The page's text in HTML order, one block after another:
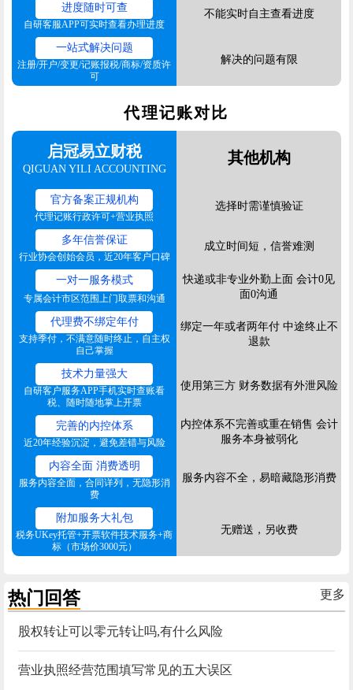
进度随时可查
自研客服APP可实时查看办理进度
不能实时自主查看进度
一站式解决问题
注册/开户/变更/记账报税/商标/资质许
可
解决的问题有限
代理记账对比
启冠易立财税
QIGUAN YILI ACCOUNTING
其他机构
官方备案正规机构
代理记账行政许可+营业执照
选择时需谨慎验证
多年信誉保证
行业协会创始会员，近20年客户口碑
成立时间短，信誉难测
一对一服务模式
专属会计市区范围上门取票和沟通
快递或非专业外勤上面 会计0见
面0沟通
代理费不绑定年付
支持季付，不满意随时终止，自主权
自己掌握
绑定一年或者两年付 中途终止不
退款
技术力量强大
自研客户服务APP手机实时查账看
税、随时随地掌上开票
使用第三方 财务数据有外泄风险
完善的内控体系
近20年经验沉淀，避免差错与风险
内控体系不完善或重在销售 会计
服务本身被弱化
内容全面 消费透明
服务内容全面，合同详列，无隐形消
费
服务内容不全，易暗藏隐形消费
附加服务大礼包
税务UKey托管+开票软件技术服务+商
标（市场价3000元）
无赠送，另收费
更多
热门回答
股权转让可以零元转让吗,有什么风险
营业执照经营范围填写常见的五大误区